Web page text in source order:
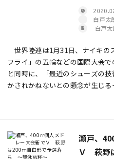
白戸太
白戸太
世界陸連は1月31日、ナイキの
フライ」の五輪などの国際大会で
と同時に、「最近のシューズの
かされかねないとの懸念が生じ
瀬戸、
Ｖ 萩野